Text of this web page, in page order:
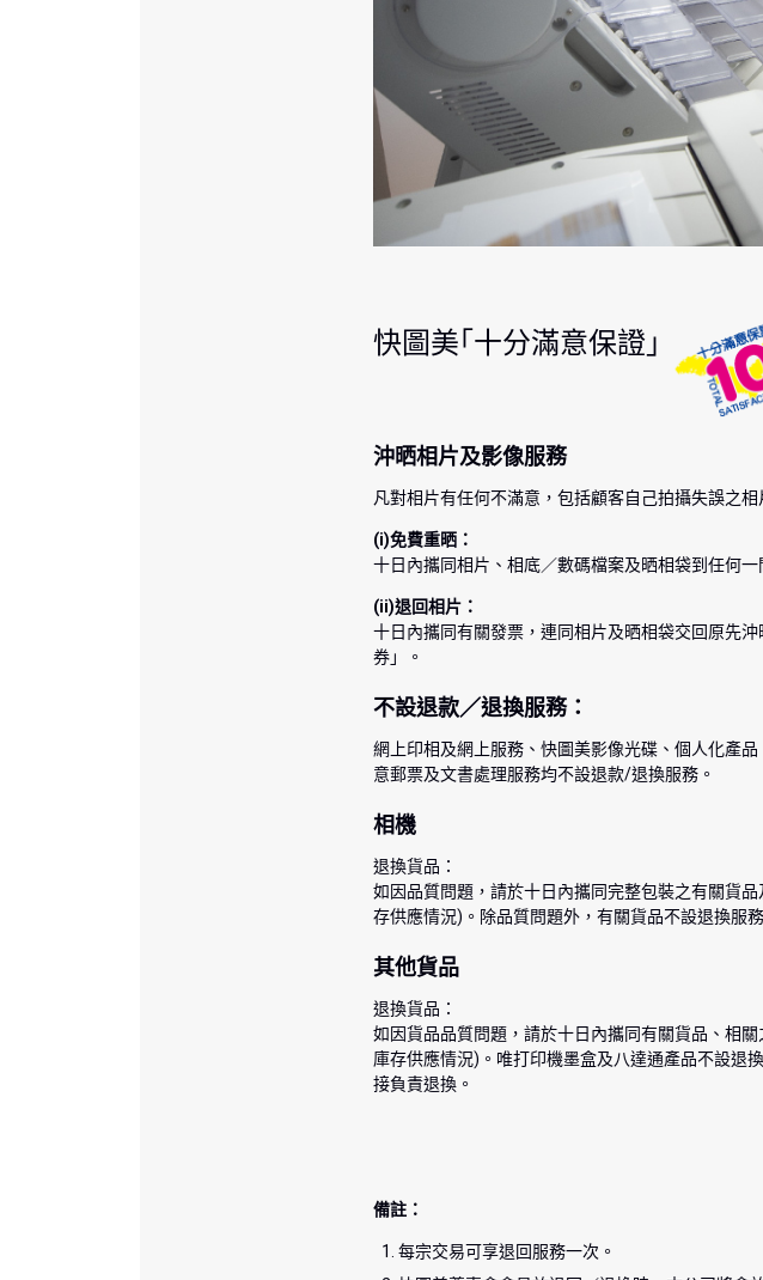
快圖美｢十分滿意保證｣
沖晒相片及影像服務
凡對相片有任何不滿意，包括顧客自己拍攝失誤之
(i)免費重晒：
十日內攜同相片、相底／數碼檔案及晒相袋到任何一
(ii)退回相片：
十日內攜同有關發票，連同相片及晒相袋交回原先
券」。
不設退款／退換服務：
網上印相及網上服務、快圖美影像光碟、個人化產
意郵票及文書處理服務均不設退款/退換服務。
相機
退換貨品：
如因品質問題，請於十日內攜同完整包裝之有關貨
存供應情況)。除品質問題外，有關貨品不設退換服務
其他貨品
退換貨品：
如因貨品品質問題，請於十日內攜同有關貨品、相
庫存供應情況)。唯打印機墨盒及八達通產品不設退
接負責退換。
備註：
每宗交易可享退回服務一次。